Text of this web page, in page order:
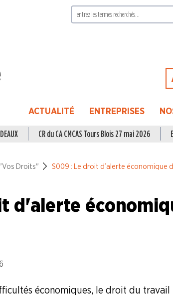
ACTUALITÉ ENTREPRISES
CR du CA CMCAS Tours Blois 27 mai 2026
Droits" S009 : Le droit d’alerte économique
d'alerte
économiques, le droit du